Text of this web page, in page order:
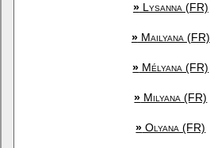
»Lysanna (FR)
»Mailyana (FR)
» Mélyana (FR)
» Milyana (FR)
» Olyana (FR)